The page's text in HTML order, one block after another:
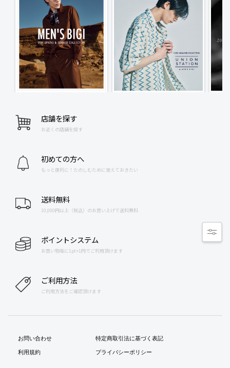
店舗を探す
お近くの店舗を探す
初めての方へ
もっと便利に！たのしむために覚えておきたい
送料無料
10,000円以上（税込）のお買い上げで送料無料
ポイントシステム
お買い物毎に1pt=1円でご利用頂けます
ご利用方法
ご利用方法をご確認頂けます
お問い合わせ
利用規約
特定商取引法に基づく表記
プライバシーポリシー